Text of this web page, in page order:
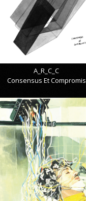
A_R_C_C
Consensus Et Compromis